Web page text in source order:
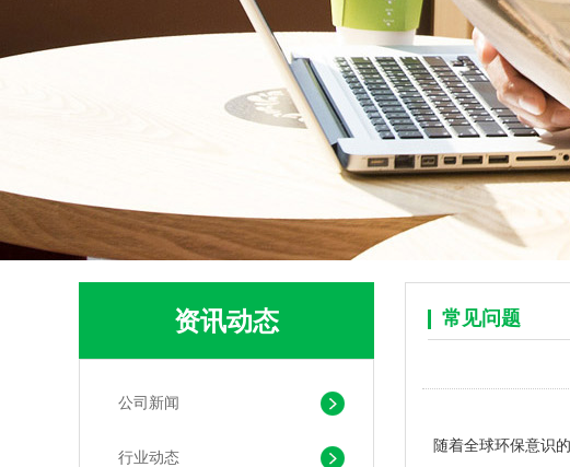
资讯动态
公司新闻
行业动态
pla+pbat全生物降解奶茶打包袋 手提袋外卖包装
常见问题
随着全球环保意识